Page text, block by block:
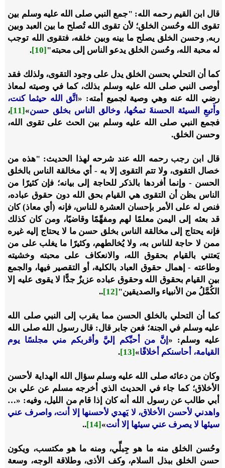
قال ابن القيمرحمه الله: "جمع النبي صلى الله عليه وسلم بين
تقوى الله وحُسن الخلق؛ لأن تقوى الله تُصلح ما بين العبد وبين
ربه, وحسن الخلق يصلح ما بينه وبين خلقه، فتقوى الله توجب
له محبة الله، وحُسن الخلق يدعو الناس إلى محبته"[10]
.
كما أن التحلي بحسن الخلق يدل على وجود التقوى، ولذلك فقد
أوصى النبي صلى الله عليه وسلم بذلك، كما في وصيته لمعاذ
رضي الله عنه وهي وصية لجميع أمته: «اتَّق الله حيثما كنت،
وأَتبعِ السيئة الحسنةَ تمحُها، وخالق الناس بخلق حسن»
[11]
،
فجمع النبي صلى الله عليه وسلم بين الحث على تقوى الله،
وحسن الخلق.
قال ابن رجبرحمه اللهعند شرحه لهذا الحديث: "هذه من
خصال التقوى، ولا تتم التقوى إلا به - أي مخالقة الناس بالخلق
الحسن - وإنما أفردها بالذكر للحاجة إلى بيانه؛ فإن كثيرًا من
الناس يظن أن التقوى هي القيام بحق الله دون حقوق عباده،
فنص له على الأمر بإحسان العشرة للناس، فإنه (أي معاذ) كان
قد بعثه إلى اليمن معلمًا لهم ومفهِّمًا وقاضيًا، ومن كان كذلك
فإنه يحتاج إلى مخالقة الناس بخلق حسن ما لا يحتاج إليه غيره
ممن لا حاجة للناس به، ولا يُخالطهم، وكثيرًا ما يغلب على من
يَعتني بالقيام بحقوق الله، والانعكاف على محبته وخشيته
وطاعته - إهمال حقوق العباد بالكلية، أو التقصير فيها، والجمع
بين القيام بحقوق الله وحقوق عباده عزيزٌ جدًّا لا يقوى عليه إلا
الكُمَّلُ من الأنبياء والصديقين"[12]
..
كما أن التحلي بالخلق الحسن مما يقرب إلى النبيصلى الله
عليه وسلم في الجنة؛ فعن جابر قال: قال رسول اللهصلى الله
عليه وسلم:
«إنَّ من أحبِّكم إليَّ وأقربكم مني مجلسًا يوم
القيامة، أحاسنكم أخلاقًا»
[13]
.
وكان من دعائهصلى الله عليه وسلمسؤال الله الهداية لأحسن
الأخلاق؛ كما جاء في الحديث الذي أخرجه مسلم عن علي بن
أبي طالب عن رسول الله أنه كان إذا قام من الليل، وفيه: «
…
واهدني لأحسن الأخلاق، لا يَهدي لأحسنها إلا أنت، واصرف عني
سيئها لا يصرف عني سيئها إلا أنت»
[14]
..
وحُسن الخلق منه ما هو جِبلِّي، ومنه ما هو مكتسب، ويكون
حسن الخلق ببذل السلام، وكف الأذى، وطلاقة الوجه، وسعة